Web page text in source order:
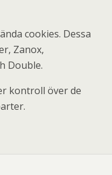
cookies. Dessa
Zanox,
Double.
kontroll över de